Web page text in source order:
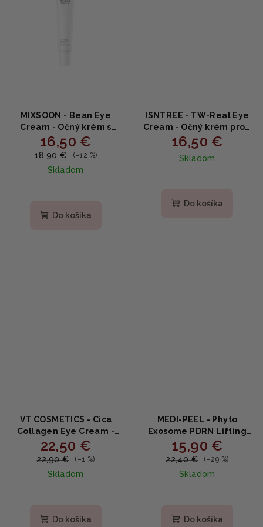
MIXSOON - Bean Eye
Cream - Očný krém s
niacínamidom 20 ml
16,50 €
18,90 € (–12 %)
Skladom
Do košíka
ISNTREE - TW-Real Eye
Cream - Očný krém proti
vráskam 30ml
16,50 €
Skladom
Do košíka
VT COSMETICS - Cica
Collagen Eye Cream -
Kolagénový krém na
očné okolie s Centellou
22,50 €
22,90 € (–1 %)
Skladom
Do košíka
MEDI-PEEL - Phyto
Exosome PDRN Lifting
Shot Eye Cream -
Liftingový očný krém s
exozómami a PDRN 40ml
15,90 €
22,40 € (–29 %)
Skladom
produktu
Do košíka